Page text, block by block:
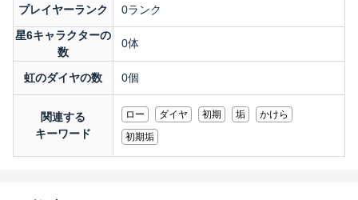
プレイヤーランク
0ランク
星6キャラクターの
数
0体
虹のダイヤの数 0個
関連する
キーワード
ロー ダイヤ 初期 垢
かけら
初期垢